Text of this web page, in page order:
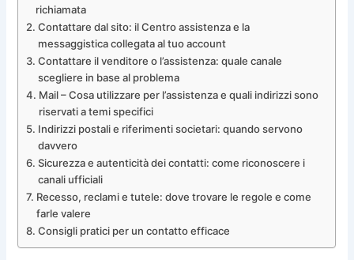
richiamata
Contattare dal sito: il Centro assistenza e la
messaggistica collegata al tuo account
Contattare il venditore o l’assistenza: quale canale
scegliere in base al problema
Mail – Cosa utilizzare per l’assistenza e quali indirizzi sono
riservati a temi specifici
Indirizzi postali e riferimenti societari: quando servono
davvero
Sicurezza e autenticità dei contatti: come riconoscere i
canali ufficiali
Recesso, reclami e tutele: dove trovare le regole e come
farle valere
Consigli pratici per un contatto efficace